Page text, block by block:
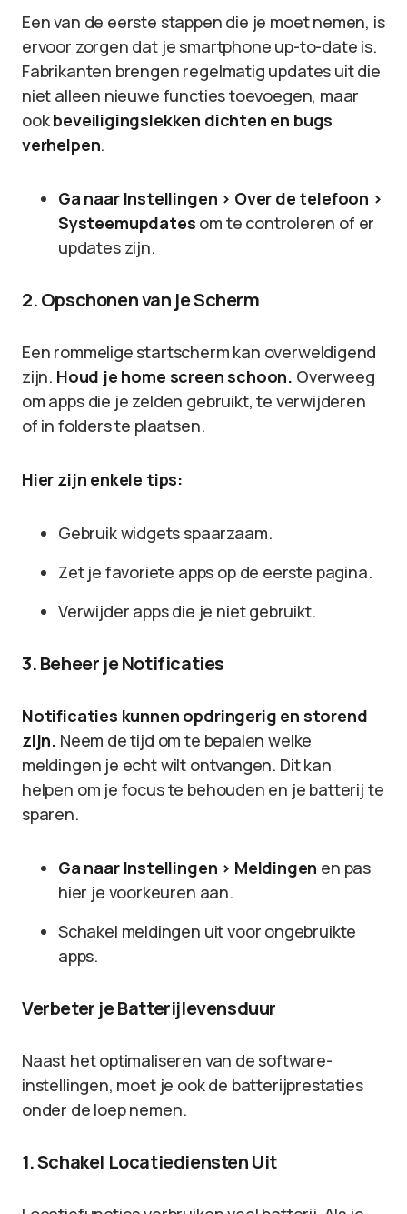
Een van de eerste stappen die je moet nemen, is
ervoor zorgen dat je smartphone up-to-date is.
Fabrikanten brengen regelmatig updates uit die
niet alleen nieuwe functies toevoegen, maar
ookbeveiligingslekken dichten en bugs
verhelpen.
Ga naar Instellingen > Over de telefoon >
Systeemupdates om te controleren of er
updates zijn.
2. Opschonen van je Scherm
Een rommelige startscherm kan overweldigend
zijn. Houd je home screen schoon. Overweeg
om apps die je zelden gebruikt, te verwijderen
of in folders te plaatsen.
Hier zijn enkele tips:
Gebruik widgets spaarzaam.
Zet je favoriete apps op de eerste pagina.
Verwijder apps die je niet gebruikt.
3. Beheer je Notificaties
Notificaties kunnen opdringerig en storend
zijn. Neem de tijd om te bepalen welke
meldingen je echt wilt ontvangen. Dit kan
helpen om je focus te behouden en je batterij te
sparen.
Ga naar Instellingen > Meldingen en pas
hier je voorkeuren aan.
Schakel meldingen uit voor ongebruikte
apps.
Verbeter je Batterijlevensduur
Naast het optimaliseren van de software-
instellingen, moet je ook de batterijprestaties
onder de loep nemen.
1. Schakel Locatiediensten Uit